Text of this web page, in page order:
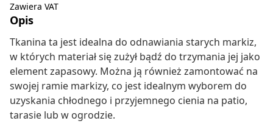
Zawiera VAT
Opis
Tkanina ta jest idealna do odnawiania starych markiz,
w których materiał się zużył bądź do trzymania jej jako
element zapasowy. Można ją również zamontować na
swojej ramie markizy, co jest idealnym wyborem do
uzyskania chłodnego i przyjemnego cienia na patio,
tarasie lub w ogrodzie.